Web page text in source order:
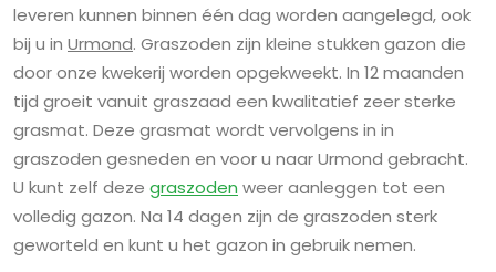
leveren kunnen binnen één dag worden aangelegd, ook
bij u in Urmond. Graszoden zijn kleine stukken gazon die
door onze kwekerij worden opgekweekt. In 12 maanden
tijd groeit vanuit graszaad een kwalitatief zeer sterke
grasmat. Deze grasmat wordt vervolgens in in
graszoden gesneden en voor u naar Urmond gebracht.
U kunt zelf deze graszoden weer aanleggen tot een
volledig gazon. Na 14 dagen zijn de graszoden sterk
geworteld en kunt u het gazon in gebruik nemen.